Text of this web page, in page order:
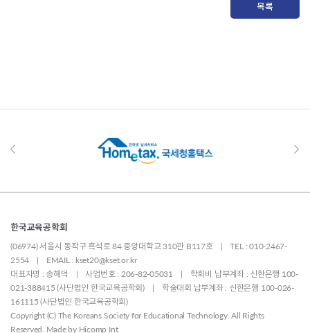
목록
한국교육공학회
(06974) 서울시 동작구 흑석로 84 중앙대학교 310관 B117호 | TEL : 010-2467-
2554 | EMAIL : kset20@kset.or.kr
대표자명 : 송해덕 | 사업번호 : 206-82-05031 | 학회비 납부계좌 : 신한은행 100-
021-388415 (사단법인 한국교육공학회) | 학술대회 납부계좌 : 신한은행 100-026-
161115 (사단법인 한국교육공학회)
Copyright (C) The Koreans Society for Educational Technology. All Rights
Reserved. Made by Hicomp Int.